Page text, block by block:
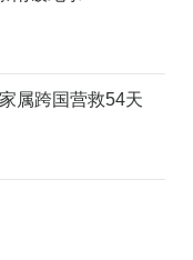
属跨国营救54天